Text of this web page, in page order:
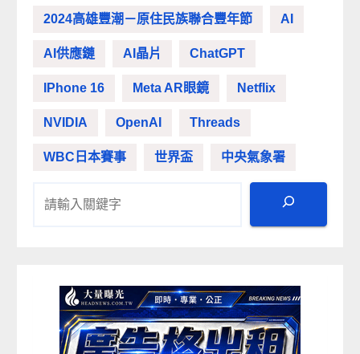
2024高雄豐潮－原住民族聯合豐年節 AI
AI供應鏈 AI晶片 ChatGPT
IPhone 16 Meta AR眼鏡 Netflix
NVIDIA OpenAI Threads
WBC日本賽事 世界盃 中央氣象署
搜尋